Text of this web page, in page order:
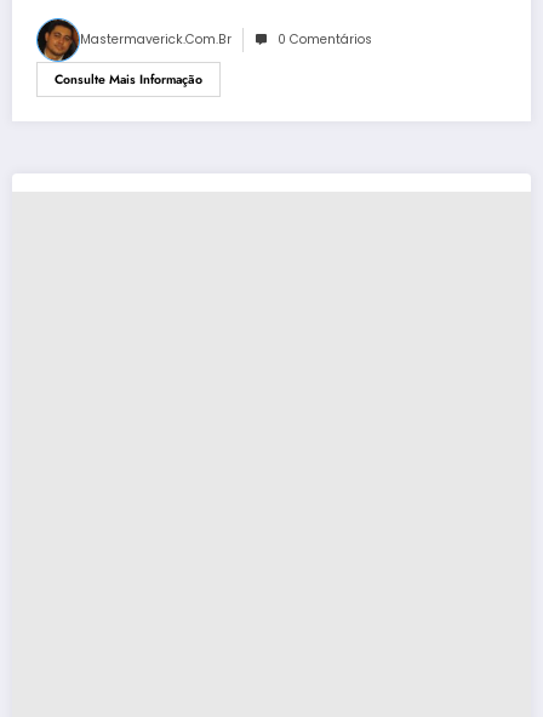
Mastermaverick.com.br 0 Comentários
Consulte Mais Informação